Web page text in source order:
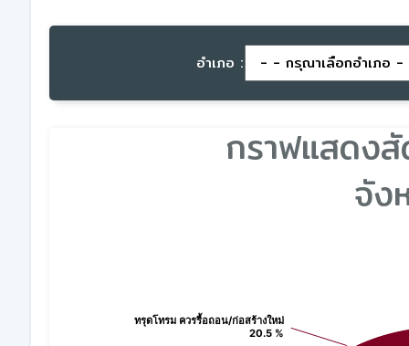
อำเภอ :
กราฟแสดง
จัง
View as data table, Chart
ทรุดโทรม ควรรื้อถอน/ก่อสร้างใหม่
20.5 %
ทรุดโทรม ควรรื้อถอน/ก่อสร้างใหม่
20.5 %